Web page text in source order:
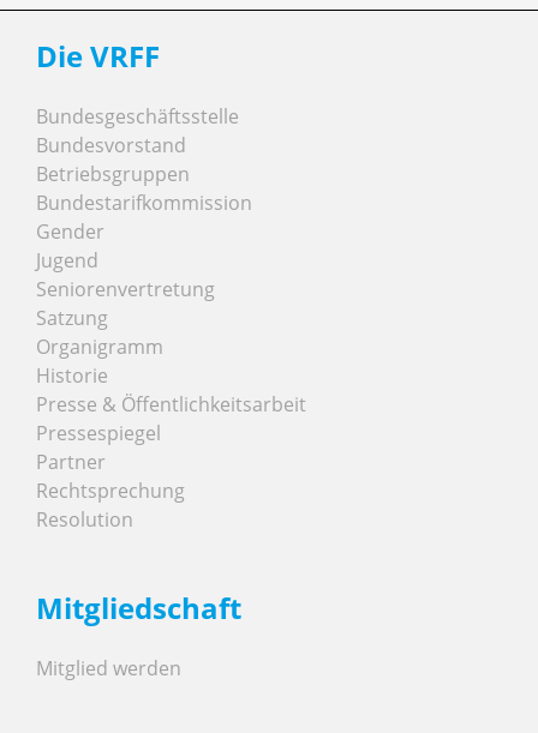
Die VRFF
Bundesgeschäftsstelle
Bundesvorstand
Betriebsgruppen
Bundestarifkommission
Gender
Jugend
Seniorenvertretung
Satzung
Organigramm
Historie
Presse & Öffentlichkeitsarbeit
Pressespiegel
Partner
Rechtsprechung
Resolution
Mitgliedschaft
Mitglied werden